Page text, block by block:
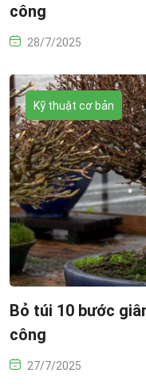
công
28/7/2025
Kỹ thuật cơ bản
Bỏ túi 10 bước
công
27/7/2025